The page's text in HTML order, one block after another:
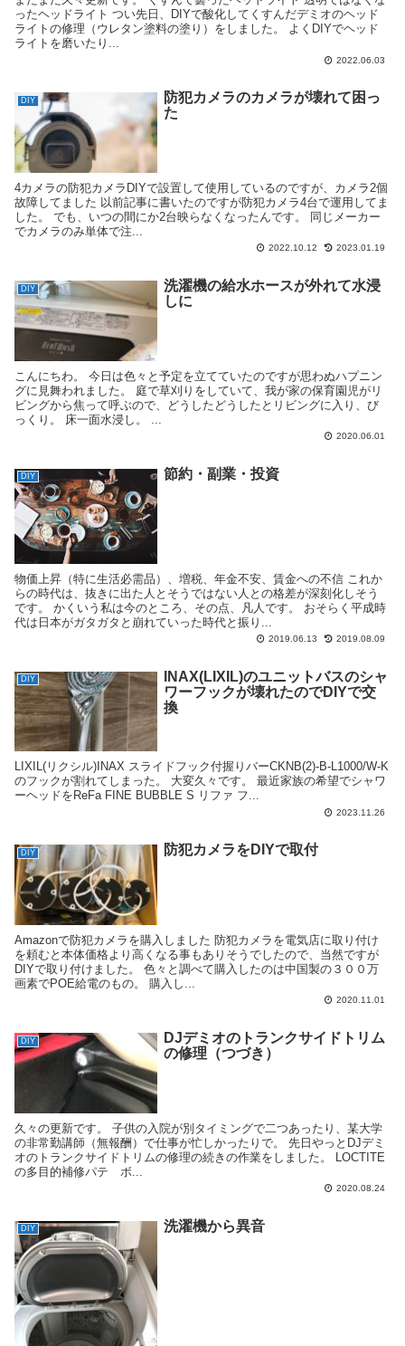
ったヘッドライト つい先日、DIYで酸化してくすんだデミオのヘッド
ライトの修理（ウレタン塗料の塗り）をしました。 よくDIYでヘッド
ライトを磨いたり...
2022.06.03
DIY
防犯カメラのカメラが壊れて困っ
た
4カメラの防犯カメラDIYで設置して使用しているのですが、カメラ2個
故障してました 以前記事に書いたのですが防犯カメラ4台で運用してま
した。 でも、いつの間にか2台映らなくなったんです。 同じメーカー
でカメラのみ単体で注...
2022.10.12 2023.01.19
DIY
洗濯機の給水ホースが外れて水浸
しに
こんにちわ。 今日は色々と予定を立てていたのですが思わぬハプニン
グに見舞われました。 庭で草刈りをしていて、我が家の保育園児がリ
ビングから焦って呼ぶので、どうしたどうしたとリビングに入り、び
っくり。 床一面水浸し。 ...
2020.06.01
DIY 節約・副業・投資
物価上昇（特に生活必需品）、増税、年金不安、賃金への不信 これか
らの時代は、抜きに出た人とそうではない人との格差が深刻化しそう
です。 かくいう私は今のところ、その点、凡人です。 おそらく平成時
代は日本がガタガタと崩れていった時代と振り...
2019.06.13 2019.08.09
DIY
INAX(LIXIL)のユニットバスのシャ
ワーフックが壊れたのでDIYで交
換
LIXIL(リクシル)INAX スライドフック付握りバーCKNB(2)-B-L1000/W-K
のフックが割れてしまった。 大変久々です。 最近家族の希望でシャワ
ーヘッドをReFa FINE BUBBLE S リファ フ...
2023.11.26
DIY 防犯カメラをDIYで取付
Amazonで防犯カメラを購入しました 防犯カメラを電気店に取り付け
を頼むと本体価格より高くなる事もありそうでしたので、当然ですが
DIYで取り付けました。 色々と調べて購入したのは中国製の３００万
画素でPOE給電のもの。 購入し...
2020.11.01
DIY
DJデミオのトランクサイドトリム
の修理（つづき）
久々の更新です。 子供の入院が別タイミングで二つあったり、某大学
の非常勤講師（無報酬）で仕事が忙しかったりで。 先日やっとDJデミ
オのトランクサイドトリムの修理の続きの作業をしました。 LOCTITE
の多目的補修パテ ボ...
2020.08.24
DIY 洗濯機から異音